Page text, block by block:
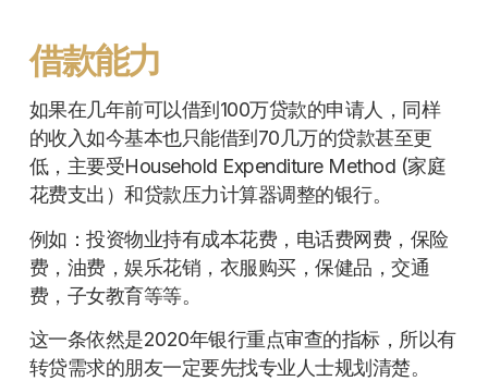
借款能力
如果在几年前可以借到100万贷款的申请人，同样
的收入如今基本也只能借到70几万的贷款甚至更
低，主要受Household Expenditure Method (家庭
花费支出）和贷款压力计算器调整的银行。
例如：投资物业持有成本花费，电话费网费，保险
费，油费，娱乐花销，衣服购买，保健品，交通
费，子女教育等等。
这一条依然是2020年银行重点审查的指标，所以有
转贷需求的朋友一定要先找专业人士规划清楚。